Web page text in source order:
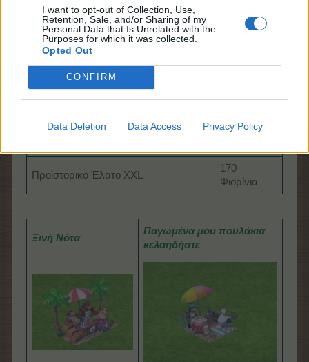
I want to opt-out of Collection, Use,
Retention, Sale, and/or Sharing of my
Personal Data that Is Unrelated with the
Purposes for which it was collected.
Opted Out
CONFIRM
Data Deletion Data Access Privacy Policy
Κουτσουπιά
Προϊστορικό Έλατο 70 Φιορίνια
Φιορίνια
Δέντρο Κερασιά του Σουρινάμ XXL
170
Προϊστορικό Έλατο XXL
170
Φιορίνια
Ξινή Νότα
Παγωμένα μου πουλάκια
κελαηδήστε